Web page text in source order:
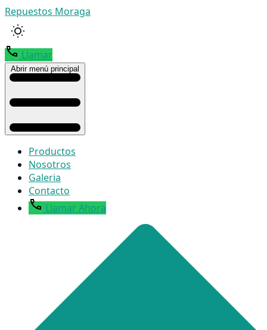
Repuestos Moraga
Llamar
Abrir menú principal
Productos
Nosotros
Galeria
Contacto
Llamar Ahora